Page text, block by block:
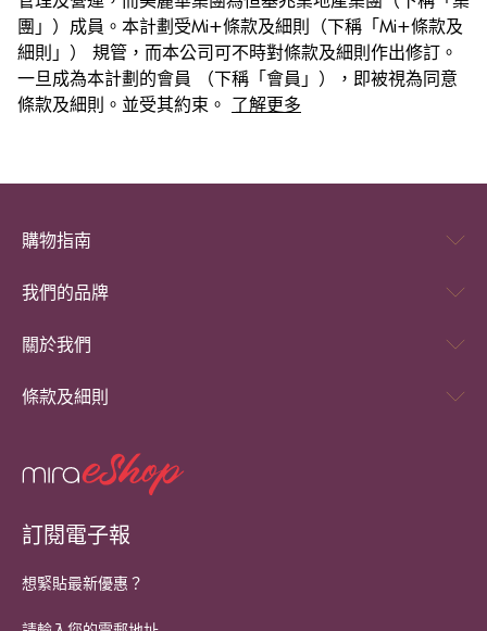
團」）成員。本計劃受Mi+條款及細則（下稱「Mi+條款及
細則」） 規管，而本公司可不時對條款及細則作出修訂。
一旦成為本計劃的會員 （下稱「會員」），即被視為同意
條款及細則。並受其約束。 了解更多
購物指南
我們的品牌
關於我們
條款及細則
訂閱電子報
想緊貼最新優惠？